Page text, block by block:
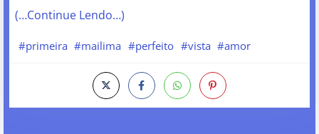
(…Continue Lendo…)
#primeira #mailima #perfeito #vista #amor